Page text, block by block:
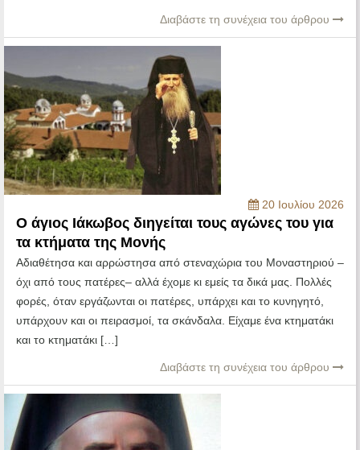
Διαβάστε τη συνέχεια του άρθρου
20 Ιουλίου 2026
Ο άγιος Ιάκωβος διηγείται τους αγώνες του για
τα κτήματα της Μονής
Αδιαθέτησα και αρρώστησα από στεναχώρια του Μοναστηριού –
όχι από τους πατέρες– αλλά έχομε κι εμείς τα δικά μας. Πολλές
φορές, όταν εργάζωνται οι πατέρες, υπάρχει και το κυνηγητό,
υπάρχουν και οι πειρασμοί, τα σκάνδαλα. Είχαμε ένα κτηματάκι
και το κτηματάκι […]
Διαβάστε τη συνέχεια του άρθρου